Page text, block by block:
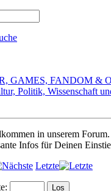
GAMES, FANDOM &
Politik, Wissenschaft
in unserem
Infos für Deinen
Letzte